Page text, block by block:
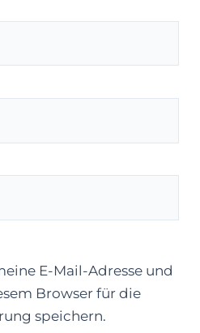
E-Mail-Adresse und
Browser für die
speichern.